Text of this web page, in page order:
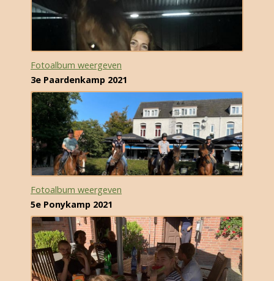
Fotoalbum weergeven
3e Paardenkamp 2021
Fotoalbum weergeven
5e Ponykamp 2021